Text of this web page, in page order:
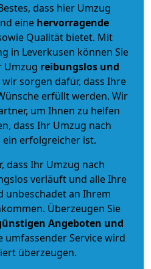
dass hier Umzug
eine hervorragende
Qualität bietet. Mit
in Leverkusen können Sie
Umzug reibungslos und
sorgen dafür, dass Ihre
erfüllt werden. Wir
um Ihnen zu helfen
dass Ihr Umzug nach
ein erfolgreicher ist.
dass Ihr Umzug nach
verläuft und alle Ihre
unbeschadet an Ihrem
Überzeugen Sie
Angeboten und
umfassender Service wird
überzeugen.